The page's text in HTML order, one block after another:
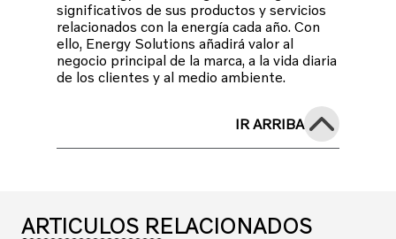
significativos de sus productos y servicios
relacionados con la energía cada año. Con
ello, Energy Solutions añadirá valor al
negocio principal de la marca, a la vida diaria
de los clientes y al medio ambiente.
IR ARRIBA
ARTICULOS RELACIONADOS